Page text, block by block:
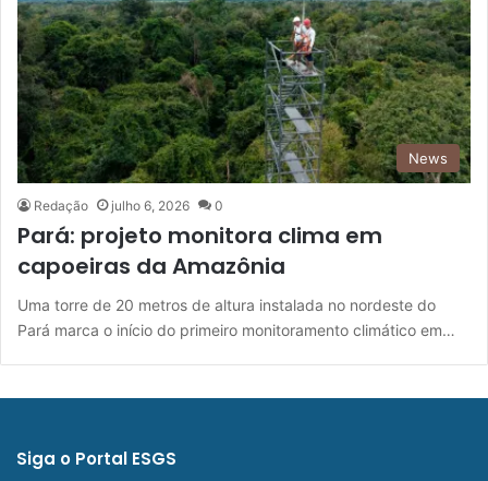
News
Redação julho 6, 2026 0
Pará: projeto monitora clima em
capoeiras da Amazônia
Uma torre de 20 metros de altura instalada no nordeste do
Pará marca o início do primeiro monitoramento climático em…
Siga o Portal ESGS